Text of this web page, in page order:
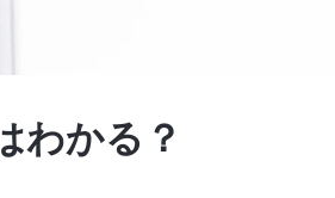
わかる？